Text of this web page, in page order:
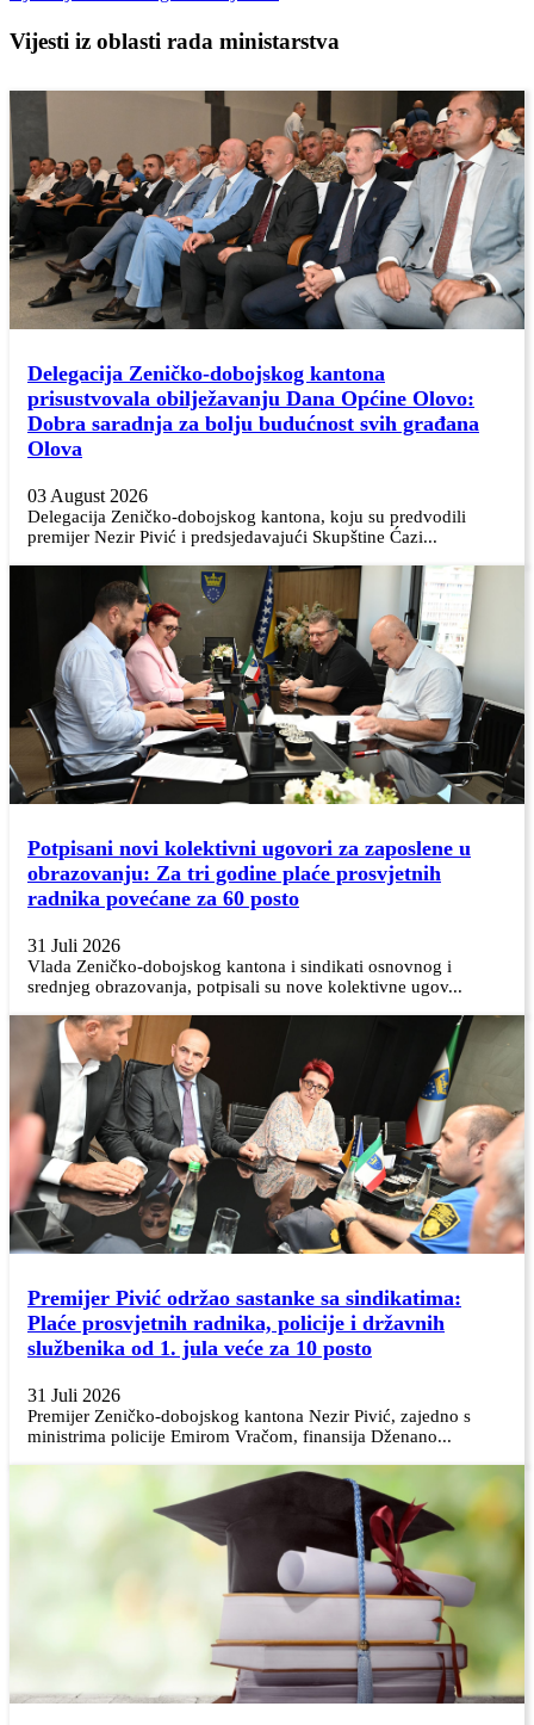
Vijesti iz oblasti rada ministarstva
Delegacija Zeničko-dobojskog kantona
prisustvovala obilježavanju Dana Općine Olovo:
Dobra saradnja za bolju budućnost svih građana
Olova
03 August 2026
Delegacija Zeničko-dobojskog kantona, koju su predvodili
premijer Nezir Pivić i predsjedavajući Skupštine Ćazi...
Potpisani novi kolektivni ugovori za zaposlene u
obrazovanju: Za tri godine plaće prosvjetnih
radnika povećane za 60 posto
31 Juli 2026
Vlada Zeničko-dobojskog kantona i sindikati osnovnog i
srednjeg obrazovanja, potpisali su nove kolektivne ugov...
Premijer Pivić održao sastanke sa sindikatima:
Plaće prosvjetnih radnika, policije i državnih
službenika od 1. jula veće za 10 posto
31 Juli 2026
Premijer Zeničko-dobojskog kantona Nezir Pivić, zajedno s
ministrima policije Emirom Vračom, finansija Dženano...